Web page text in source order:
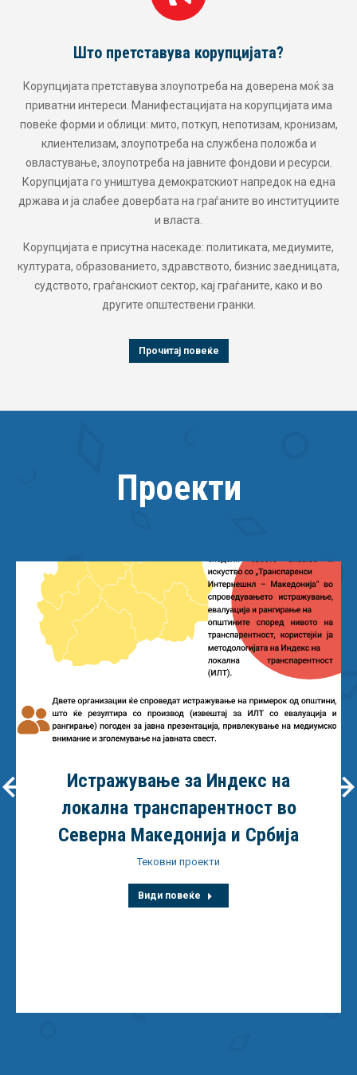
Што претставува корупцијата?
Корупцијата претставува злоупотреба на доверена моќ за
приватни интереси. Манифестацијата на корупцијата има
повеќе форми и облици: мито, поткуп, непотизам, кронизам,
клиентелизам, злоупотреба на службена положба и
овластување, злоупотреба на јавните фондови и ресурси.
Корупцијата го уништува демократскиот напредок на една
држава и ја слабее довербата на граѓаните во институциите
и власта.
Корупцијата е присутна насекаде: политиката, медиумите,
културата, образованието, здравството, бизнис заедницата,
судството, граѓанскиот сектор, кај граѓаните, како и во
другите општествени гранки.
Прочитај повеќе
Проекти
Истражување за Индекс на
локална транспарентност во
Северна Македонија и Србија
Тековни проекти
Види повеќе